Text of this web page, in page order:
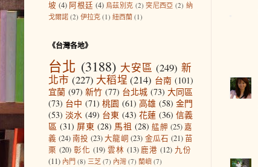
坡 (4) 阿根廷 (4) 烏茲別克 (2) 突尼西亞 (2) 納
戈爾諾 (2) 伊拉克 (1) 紐西蘭 (1)
《台灣各地》
台北 (3188) 大安區 (249) 新
北市 (227) 大稻埕 (214) 台南 (101)
宜蘭 (97) 新竹 (77) 台北城 (73) 大同區
(73) 台中 (71) 桃園 (61) 高雄 (58) 金門
(53) 淡水 (49) 台東 (43) 花蓮 (36) 信義
區 (31) 屏東 (28) 馬祖 (28) 艋舺 (25) 嘉
義 (24) 南投 (23)大龍峒 (23) 金瓜石 (21)苗
栗 (20) 彰化 (19) 雲林 (13) 鹿港 (12) 九份
(11) 內門 (8) 三芝 (7) 內灣 (7) 蘭嶼 (7)